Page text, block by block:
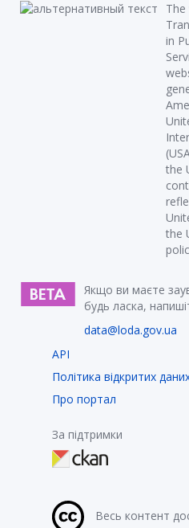
in
the
the
Якщо ви маєте
будь ласка,
data@loda.gov.ua
API
Політика відкритих
Про портал
За підтримки
Весь контент